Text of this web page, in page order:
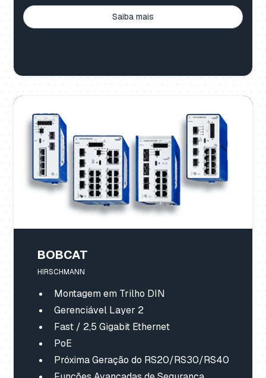
Saiba mais
BOBCAT
HIRSCHMANN
Montagem em Trilho DIN
Gerenciável Layer 2
Fast / 2,5 Gigabit Ethernet
PoE
Próxima Geração do RS20/RS30/RS40